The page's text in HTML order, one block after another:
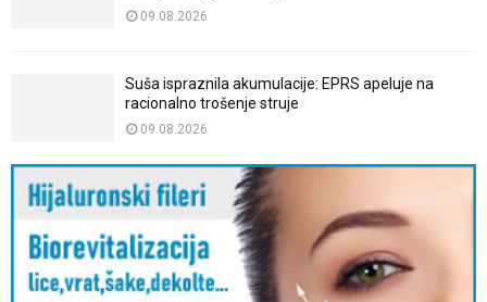
09.08.2026
Suša ispraznila akumulacije: EPRS apeluje na
racionalno trošenje struje
09.08.2026